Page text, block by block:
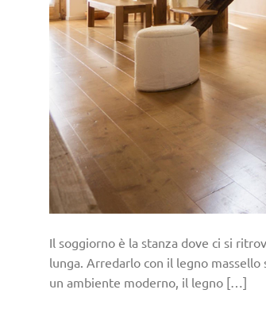
Il soggiorno è la stanza dove ci si
lunga. Arredarlo con il legno
un ambiente moderno, il legno […]